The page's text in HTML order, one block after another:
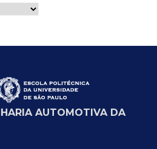
AUTOMOTIVA DA